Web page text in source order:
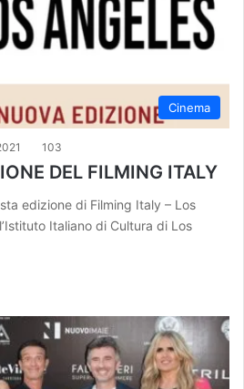
Cinema
103
DEL FILMING ITALY
edizione di Filming Italy – Los
Italiano di Cultura di Los